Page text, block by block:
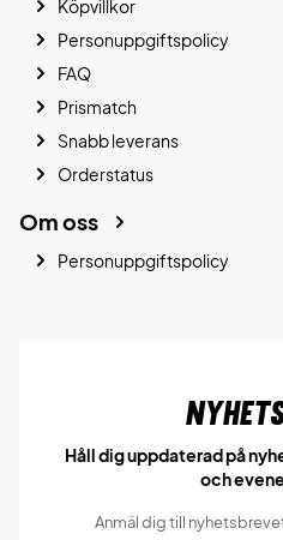
Köpvillkor
Personuppgiftspolicy
FAQ
Prismatch
Snabb leverans
Orderstatus
Om oss
Personuppgiftspolicy
Håll dig uppdaterad på
och
Anmäl dig till